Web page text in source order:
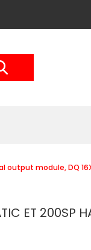
output module, DQ
ET